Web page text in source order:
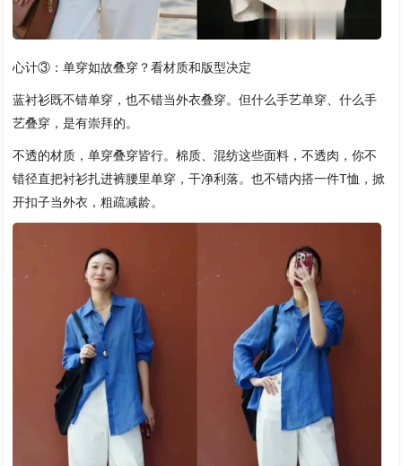
心计③：单穿如故叠穿？看材质和版型决定
蓝衬衫既不错单穿，也不错当外衣叠穿。但什么手艺单穿、什么手
艺叠穿，是有崇拜的。
不透的材质，单穿叠穿皆行。棉质、混纺这些面料，不透肉，你不
错径直把衬衫扎进裤腰里单穿，干净利落。也不错内搭一件T恤，掀
开扣子当外衣，粗疏减龄。